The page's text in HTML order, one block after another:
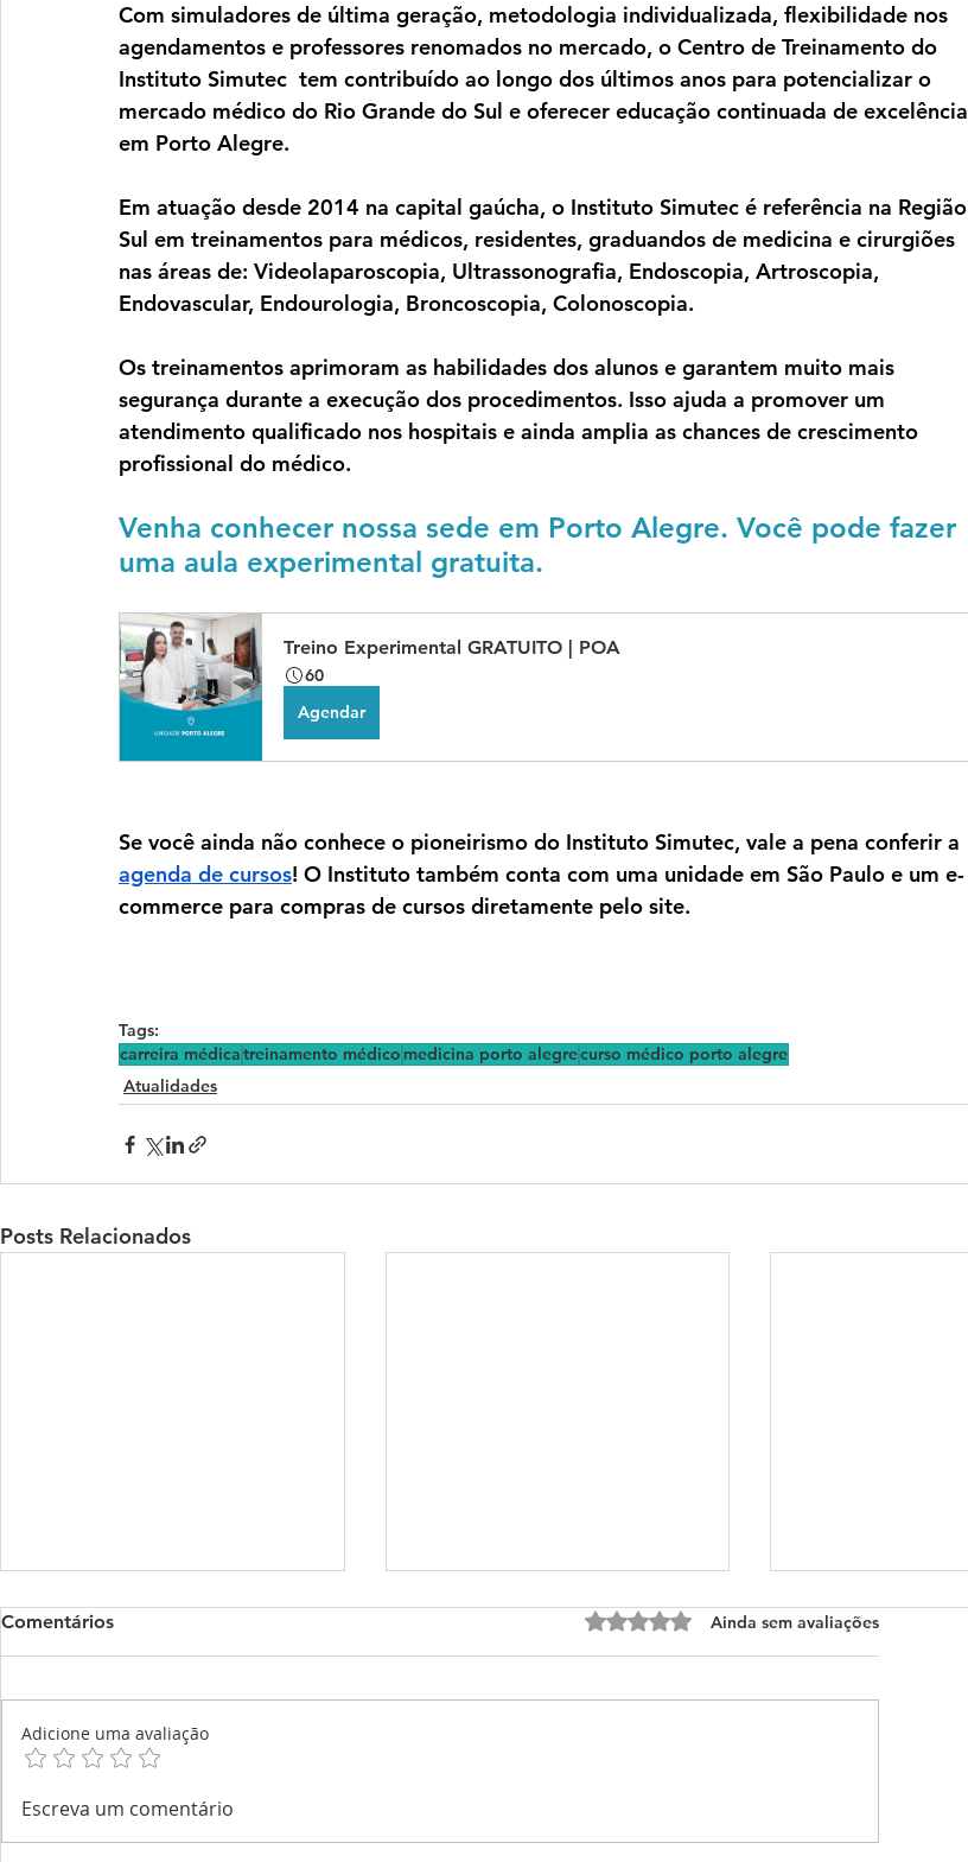
Com simuladores de última geração, metodologia individualizada, flexibilidade nos
agendamentos e professores renomados no mercado, o Centro de Treinamento do
Instituto Simutec  tem contribuído ao longo dos últimos anos para potencializar o
mercado médico do Rio Grande do Sul e oferecer educação continuada de excelência
em Porto Alegre.
Em atuação desde 2014 na capital gaúcha, o Instituto Simutec é referência na Região
Sul em treinamentos para médicos, residentes, graduandos de medicina e cirurgiões
nas áreas de: Videolaparoscopia, Ultrassonografia, Endoscopia, Artroscopia,
Endovascular, Endourologia, Broncoscopia, Colonoscopia.
Os treinamentos aprimoram as habilidades dos alunos e garantem muito mais
segurança durante a execução dos procedimentos. Isso ajuda a promover um
atendimento qualificado nos hospitais e ainda amplia as chances de crescimento
profissional do médico.
Venha conhecer nossa sede em Porto Alegre. Você pode fazer
uma aula experimental gratuita.
Treino Experimental GRATUITO | POA
60
Agendar
Se você ainda não conhece o pioneirismo do Instituto Simutec, vale a pena conferir a
agenda de cursos! O Instituto também conta com uma unidade em São Paulo e um e-
commerce para compras de cursos diretamente pelo site.
Tags:
carreira médicatreinamento médico medicina porto alegrecurso médico porto alegre
Atualidades
Posts Relacionados
Congressos de Medicina em
Comentários Avaliado com 0 de 5 estrelas.
Ainda sem avaliações
Adicione uma avaliação
Escreva um comentário